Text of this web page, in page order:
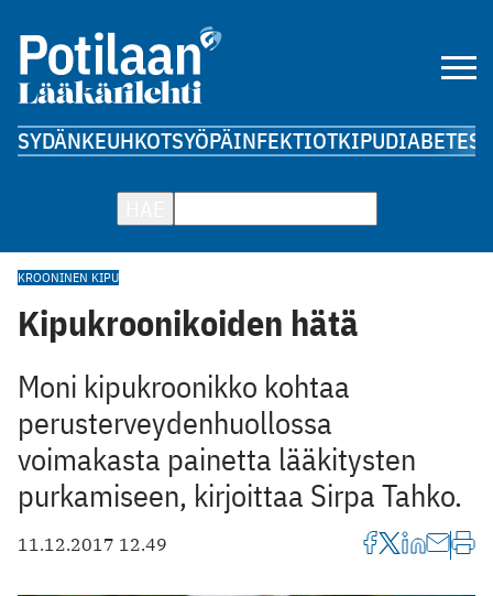
SYDÄNKEUHKOTSYÖPÄINFEKTIOTKIPUDIABETES
KROONINEN KIPU
Kipukroonikoiden hätä
Moni kipukroonikko kohtaa
perusterveydenhuollossa
voimakasta painetta lääkitysten
purkamiseen, kirjoittaa Sirpa Tahko.
11.12.2017 12.49